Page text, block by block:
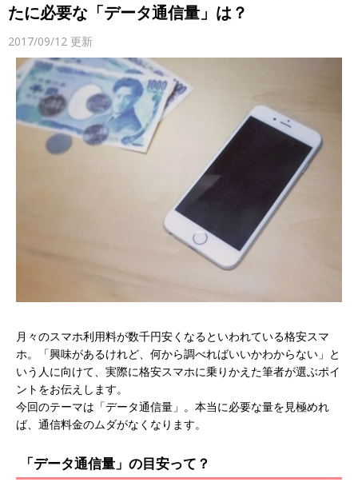
たに必要な「データ通信量」は？
2017/09/12 更新
月々のスマホ利用料が数千円安くなるといわれている格安スマ
ホ。「興味があるけれど、何から調べればいいかわからない」と
いう人に向けて、実際に格安スマホに乗りかえた筆者が選ぶポイ
ントをお伝えします。
今回のテーマは「データ通信量」。本当に必要な量を見極めれ
ば、通信料金のムダがなくなります。
「データ通信量」の目安って？